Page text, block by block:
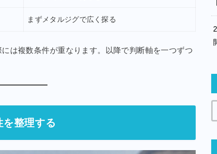
まずメタルジグで広く探る
は複数条件が重なります。以降で判断軸を一つずつ
整理する